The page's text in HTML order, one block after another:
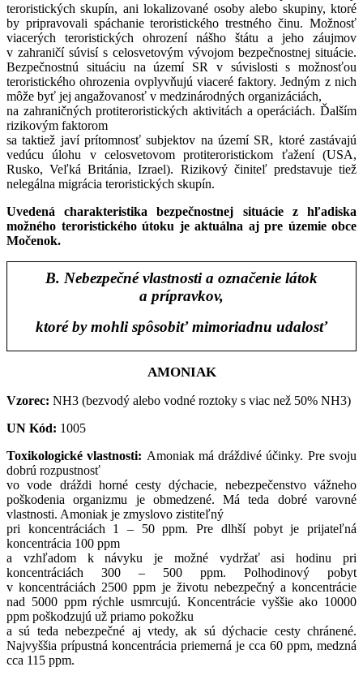
teroristických skupín, ani lokalizované osoby alebo skupiny, ktoré
by pripravovali spáchanie teroristického trestného činu. Možnosť
viacerých teroristických ohrození nášho štátu a jeho záujmov
v zahraničí súvisí s celosvetovým vývojom bezpečnostnej situácie.
Bezpečnostnú situáciu na území SR v súvislosti s možnosťou
teroristického ohrozenia ovplyvňujú viaceré faktory. Jedným z nich
môže byť jej angažovanosť v medzinárodných organizáciách,
na zahraničných protiteroristických aktivitách a operáciách. Ďalším
rizikovým faktorom
sa taktiež javí prítomnosť subjektov na území SR, ktoré zastávajú
vedúcu úlohu v celosvetovom protiteroristickom ťažení (USA,
Rusko, Veľká Británia, Izrael). Rizikový činiteľ predstavuje tiež
nelegálna migrácia teroristických skupín.
Uvedená charakteristika bezpečnostnej situácie z hľadiska
možného teroristického útoku je aktuálna aj pre územie obce
Močenok.
B. Nebezpečné vlastnosti a označenie látok
a prípravkov,
ktoré by mohli spôsobiť mimoriadnu udalosť
AMONIAK
Vzorec: NH3 (bezvodý alebo vodné roztoky s viac než 50% NH3)
UN Kód: 1005
Toxikologické vlastnosti: Amoniak má dráždivé účinky. Pre svoju
dobrú rozpustnosť
vo vode dráždi horné cesty dýchacie, nebezpečenstvo vážneho
poškodenia organizmu je obmedzené. Má teda dobré varovné
vlastnosti. Amoniak je zmyslovo zistiteľný
pri koncentráciách 1 – 50 ppm. Pre dlhší pobyt je prijateľná
koncentrácia 100 ppm
a vzhľadom k návyku je možné vydržať asi hodinu pri
koncentráciách 300 – 500 ppm. Polhodinový pobyt
v koncentráciách 2500 ppm je životu nebezpečný a koncentrácie
nad 5000 ppm rýchle usmrcujú. Koncentrácie vyššie ako 10000
ppm poškodzujú už priamo pokožku
a sú teda nebezpečné aj vtedy, ak sú dýchacie cesty chránené.
Najvyššia prípustná koncentrácia priemerná je cca 60 ppm, medzná
cca 115 ppm.